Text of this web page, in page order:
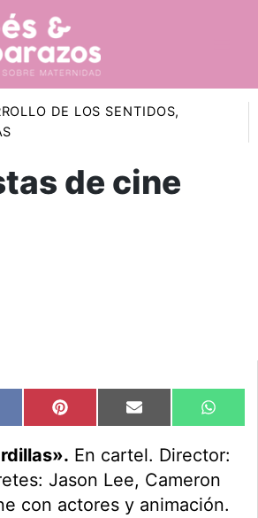
DE LOS SENTIDOS,
de cine
Compartir
en
Pinterest Compartir
en
Email
en
En cartel. Director:
Jason Lee, Cameron
con actores y animación.